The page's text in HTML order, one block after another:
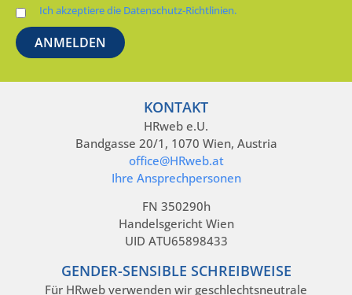
Ich akzeptiere die Datenschutz-Richtlinien.
KONTAKT
HRweb e.U.
Bandgasse 20/1, 1070 Wien, Austria
office@HRweb.at
Ihre Ansprechpersonen
FN 350290h
Handelsgericht Wien
UID ATU65898433
GENDER-SENSIBLE SCHREIBWEISE
Für HRweb verwenden wir geschlechtsneutrale